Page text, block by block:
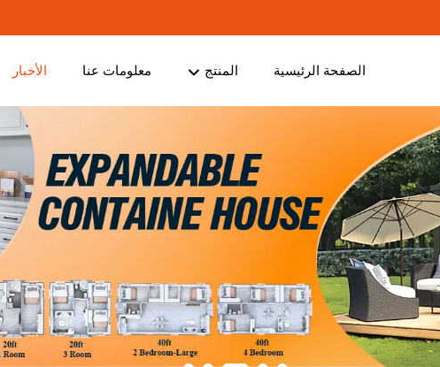
الصفحة الرئيسية المنتج معلومات عنا الأخبار